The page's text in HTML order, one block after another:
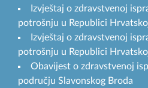
Izvještaj o zdravstvenoj
potrošnju u Republici
Izvještaj o zdravstvenoj
potrošnju u Republici
Obavijest o zdravstvenoj
području Slavonskog Broda